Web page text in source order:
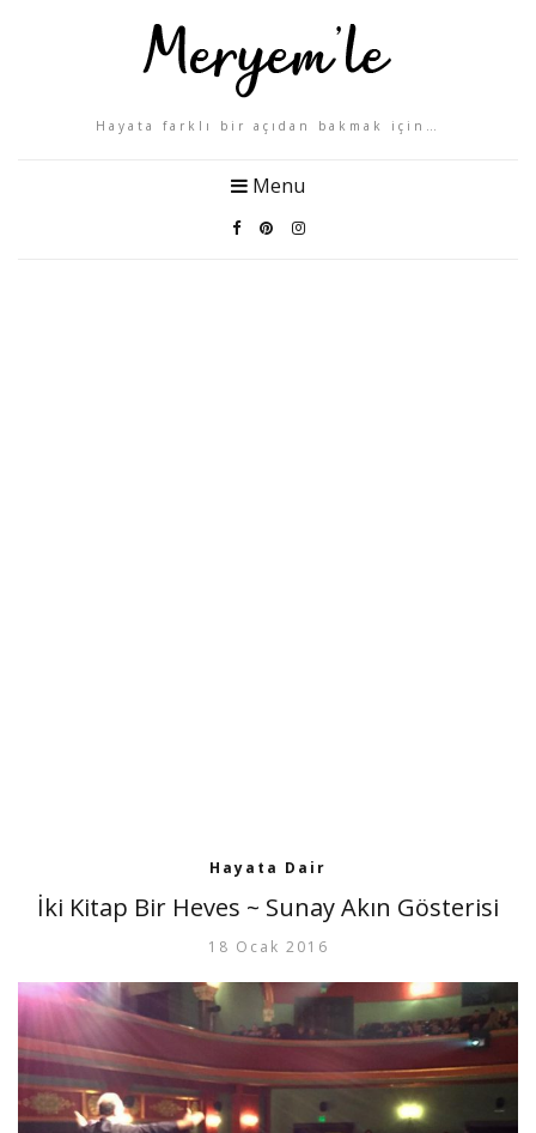
Hayata farklı bir açıdan bakmak için…
Menu
Hayata Dair
İki Kitap Bir Heves ~ Sunay Akın Gösterisi
18 Ocak 2016